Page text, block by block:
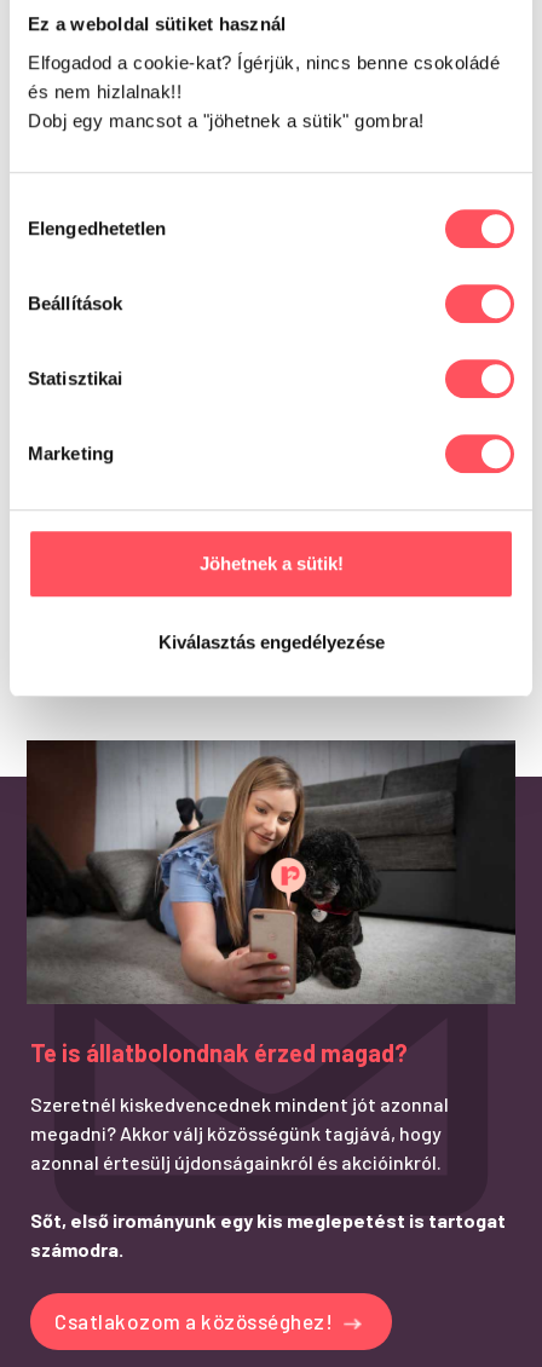
Ez a weboldal sütiket használ
Elfogadod a cookie-kat? Ígérjük, nincs benne csokoládé
és nem hizlalnak!!
Dobj egy mancsot a "jöhetnek a sütik" gombra!
kiválasztása
Elengedhetetlen
Beállítások
Statisztikai
Marketing
Jöhetnek a sütik!
Kiválasztás engedélyezése
Írd meg a véleményed!
terméket?
véleményedet a Petguru közösségével!
Te is állatbolondnak érzed magad?
Szeretnél kiskedvencednek mindent jót azonnal
megadni? Akkor válj közösségünk tagjává, hogy
azonnal értesülj újdonságainkról és akcióinkról.
Sőt, első irományunk egy kis meglepetést is tartogat
számodra.
Csatlakozom a közösséghez!